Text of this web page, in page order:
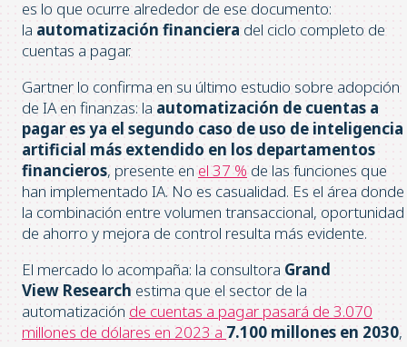
es lo que ocurre alrededor de ese documento:
la automatización financiera del ciclo completo de
cuentas a pagar.
Gartner lo confirma en su último estudio sobre adopción
de IA en finanzas: la automatización de cuentas a
pagar es ya el segundo caso de uso de inteligencia
artificial más extendido en los departamentos
financieros, presente en el 37 % de las funciones que
han implementado IA. No es casualidad. Es el área donde
la combinación entre volumen transaccional, oportunidad
de ahorro y mejora de control resulta más evidente.
El mercado lo acompaña: la consultora Grand
View Research estima que el sector de la
automatización de cuentas a pagar pasará de 3.070
millones de dólares en 2023 a 7.100 millones en 2030,